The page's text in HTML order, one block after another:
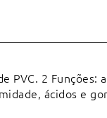
PVC. 2 Funções:
ácidos e